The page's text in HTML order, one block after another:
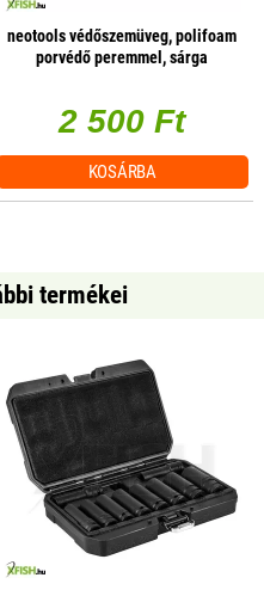
neotools védőszemüveg, polifoam
porvédő peremmel, sárga
2 500 Ft
KOSÁRBA
termékei